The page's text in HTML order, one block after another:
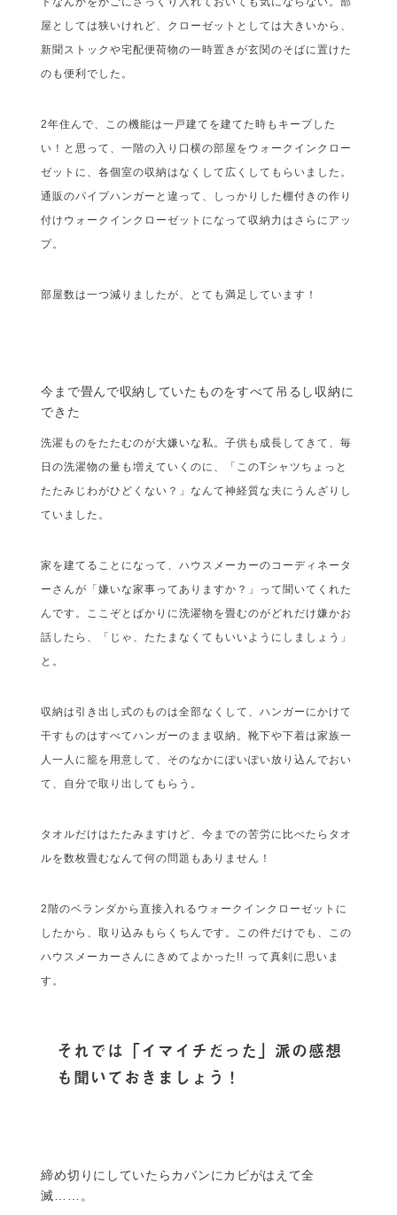
屋としては狭いけれど、クローゼットとしては大きいから、
新聞ストックや宅配便荷物の一時置きが玄関のそばに置けた
のも便利でした。
2年住んで、この機能は一戸建てを建てた時もキープした
い！と思って、一階の入り口横の部屋をウォークインクロー
ゼットに、各個室の収納はなくして広くしてもらいました。
通販のパイプハンガーと違って、しっかりした棚付きの作り
付けウォークインクローゼットになって収納力はさらにアッ
プ。
部屋数は一つ減りましたが、とても満足しています！
今まで畳んで収納していたものをすべて吊るし収納に
できた
洗濯ものをたたむのが大嫌いな私。子供も成長してきて、毎
日の洗濯物の量も増えていくのに、「このTシャツちょっと
たたみじわがひどくない？」なんて神経質な夫にうんざりし
ていました。
家を建てることになって、ハウスメーカーのコーディネータ
ーさんが「嫌いな家事ってありますか？」って聞いてくれた
んです。ここぞとばかりに洗濯物を畳むのがどれだけ嫌かお
話したら、「じゃ、たたまなくてもいいようにしましょう」
と。
収納は引き出し式のものは全部なくして、ハンガーにかけて
干すものはすべてハンガーのまま収納。靴下や下着は家族一
人一人に籠を用意して、そのなかにぽいぽい放り込んでおい
て、自分で取り出してもらう。
タオルだけはたたみますけど、今までの苦労に比べたらタオ
ルを数枚畳むなんて何の問題もありません！
2階のベランダから直接入れるウォークインクローゼットに
したから、取り込みもらくちんです。この件だけでも、この
ハウスメーカーさんにきめてよかった!! って真剣に思いま
す。
それでは「イマイチだった」派の感想
も聞いておきましょう！
締め切りにしていたらカバンにカビがはえて全
滅……。